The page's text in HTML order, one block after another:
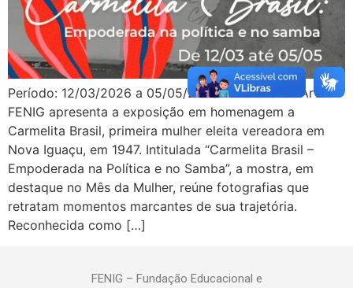
Período: 12/03/2026 a 05/05/2026 A Galeria de Artes
FENIG apresenta a exposição em homenagem a
Carmelita Brasil, primeira mulher eleita vereadora em
Nova Iguaçu, em 1947. Intitulada “Carmelita Brasil –
Empoderada na Política e no Samba”, a mostra, em
destaque no Mês da Mulher, reúne fotografias que
retratam momentos marcantes de sua trajetória.
Reconhecida como […]
FENIG – Fundação Educacional e